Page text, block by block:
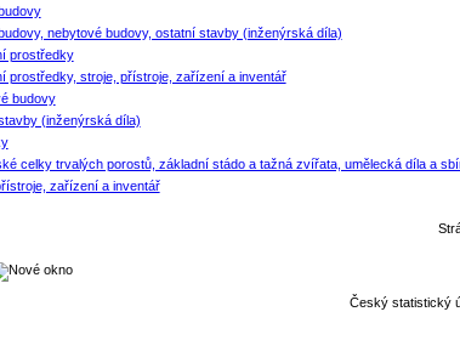
nebytové budovy, ostatní stavby (inženýrská díla)
prostředky
prostředky, stroje, přístroje, zařízení a inventář
budovy
(inženýrská díla)
celky trvalých porostů, základní stádo a tažná zvířata, umělecká díla a
zařízení a inventář
Český statistický